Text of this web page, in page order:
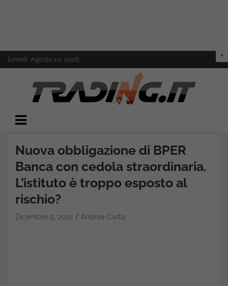
Skip
to
lunedì, Agosto 10, 2026
Trading.it
Nuova obbligazione di BPER
Banca con cedola straordinaria.
L’istituto è troppo esposto al
rischio?
Dicembre 5, 2022 Andrea Carta